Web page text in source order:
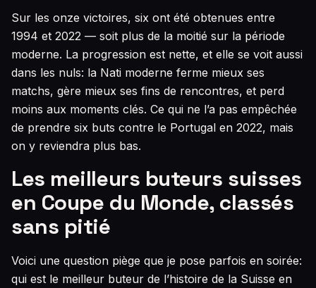
Sur les onze victoires, six ont été obtenues entre
1994 et 2022 — soit plus de la moitié sur la période
moderne. La progression est nette, et elle se voit aussi
dans les nuls: la Nati moderne ferme mieux ses
matchs, gère mieux ses fins de rencontres, et perd
moins aux moments clés. Ce qui ne l’a pas empêchée
de prendre six buts contre le Portugal en 2022, mais
on y reviendra plus bas.
Les meilleurs buteurs suisses
en Coupe du Monde, classés
sans pitié
Voici une question piège que je pose parfois en soirée:
qui est le meilleur buteur de l’histoire de la Suisse en